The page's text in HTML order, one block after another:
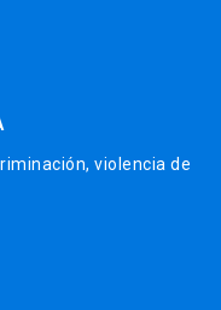
violencia de